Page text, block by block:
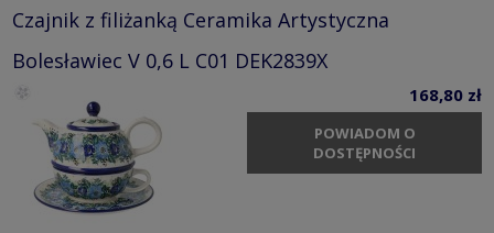
Czajnik z filiżanką Ceramika Artystyczna
Bolesławiec V 0,6 L C01 DEK2839X
168,80 zł
POWIADOM O
DOSTĘPNOŚCI